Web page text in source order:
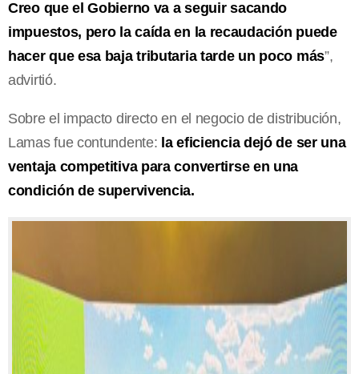
Creo que el Gobierno va a seguir sacando
impuestos, pero la caída en la recaudación puede
hacer que esa baja tributaria tarde un poco más”,
advirtió.
Sobre el impacto directo en el negocio de distribución,
Lamas fue contundente: la eficiencia dejó de ser una
ventaja competitiva para convertirse en una
condición de supervivencia.